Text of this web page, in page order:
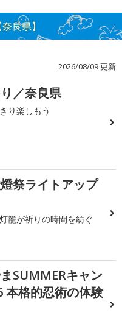
良県】
2026/08/09 更新
／奈良県
り楽しもう
祭ライトアップ
籠が祈りの時間を紡ぐ
SUMMERキャン
本格的忍術の体験